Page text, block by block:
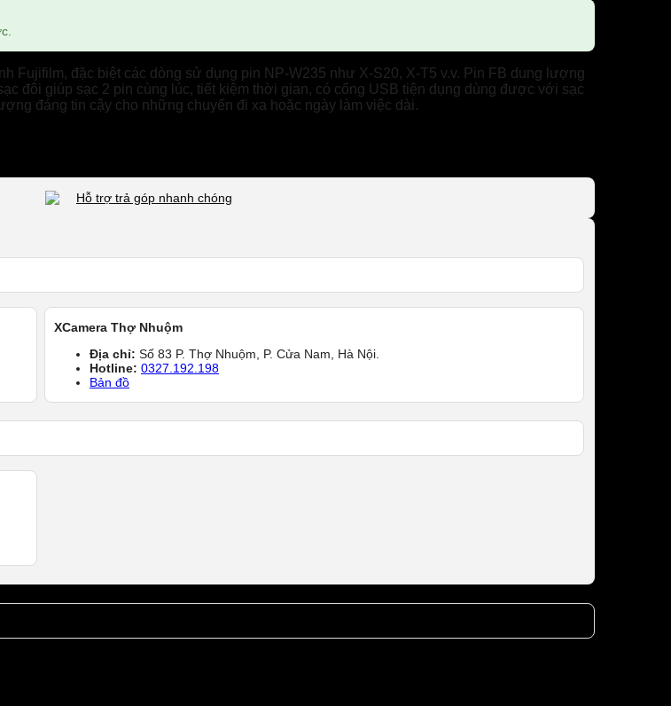
Fujifilm, đặc biệt các dòng sử dụng pin NP-W235 như X-S20, X-T5 v.v. Pin FB dung lượng
đôi giúp sạc 2 pin cùng lúc, tiết kiệm thời gian, có cổng USB tiện dụng dùng được với sạc
đáng tin cậy cho những chuyến đi xa hoặc ngày làm việc dài.
Hỗ trợ trả góp nhanh chóng
XCamera Thợ Nhuộm
Địa chỉ: Số 83 P. Thợ Nhuộm, P. Cửa Nam, Hà Nội.
Hotline: 0327.192.198
Bản đồ